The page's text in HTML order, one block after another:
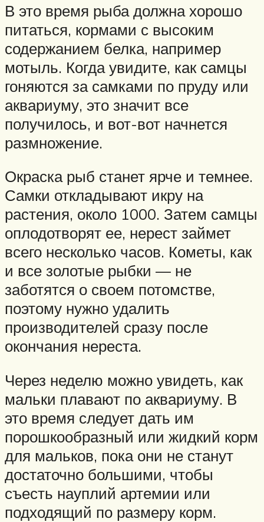
В это время рыба должна хорошо
питаться, кормами с высоким
содержанием белка, например
мотыль. Когда увидите, как самцы
гоняются за самками по пруду или
аквариуму, это значит все
получилось, и вот-вот начнется
размножение.
Окраска рыб станет ярче и темнее.
Самки откладывают икру на
растения, около 1000. Затем самцы
оплодотворят ее, нерест займет
всего несколько часов. Кометы, как
и все золотые рыбки — не
заботятся о своем потомстве,
поэтому нужно удалить
производителей сразу после
окончания нереста.
Через неделю можно увидеть, как
мальки плавают по аквариуму. В
это время следует дать им
порошкообразный или жидкий корм
для мальков, пока они не станут
достаточно большими, чтобы
съесть науплий артемии или
подходящий по размеру корм.